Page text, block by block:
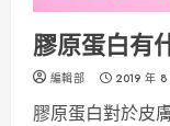
膠原蛋白有
編輯部 2019 年
膠原蛋白對於皮